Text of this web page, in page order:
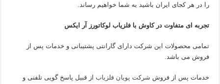
را در هر کجای ایران باشید به شما خواهیم رساند.
تجربه ای متفاوت در کاوش با فلزیاب لوکاتورز آر ایکس
تمامی محصولات این شرکت دارای گارانتی پشتیبانی و خدمات پس از
فروش می باشد.
خدمات پس از فروش شرکت پویان فلزیاب از قبیل پاسخ گویی تلفنی و